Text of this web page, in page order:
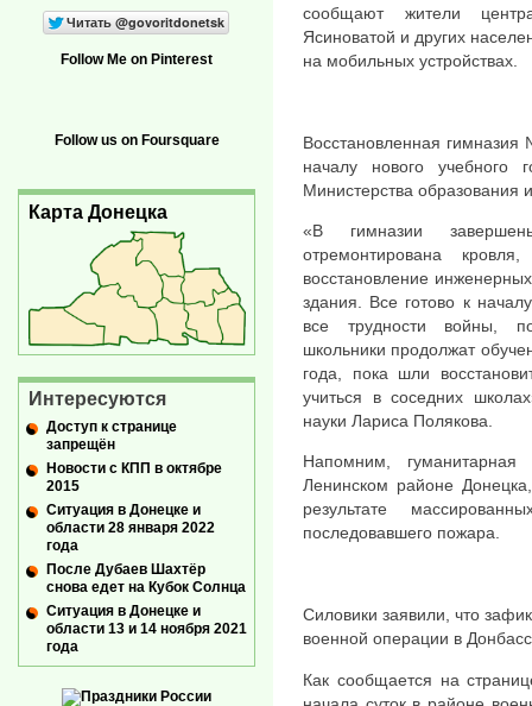
сообщают жители
Ясиноватой и других
на мобильных устройствах.
Восстановленная
началу нового учебного
Министерства образования
«В гимназии
отремонтирована
восстановление
здания. Все готово к
все трудности войны,
школьники продолжат
года, пока шли
учиться в соседних
науки Лариса Полякова.
Напомним,
Ленинском районе
результате
последовавшего пожара.
Силовики заявили, что
военной операции в
Как сообщается на
Follow Me on Pinterest
Follow us on Foursquare
Карта Донецка
Интересуются
Доступ к странице
запрещён
Новости с КПП в октябре
2015
Ситуация в Донецке и
области 28 января 2022
года
После Дубаев Шахтёр
снова едет на Кубок Солнца
Ситуация в Донецке и
области 13 и 14 ноября 2021
года